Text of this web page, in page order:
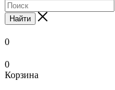
Найти
0
0
Корзина